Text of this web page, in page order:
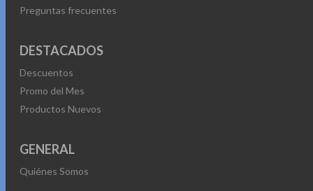
Preguntas frecuentes
DESTACADOS
Descuentos
Promo del Mes
Productos Nuevos
GENERAL
Quiénes Somos